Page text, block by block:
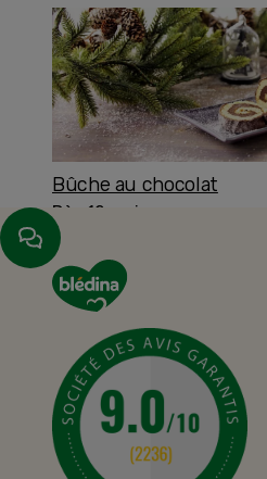
Bûche au chocolat
Dès 12 mois